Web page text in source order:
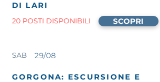
DI LARI
20 POSTI DISPONIBILI SCOPRI
SAB 29/08
GORGONA: ESCURSIONE E